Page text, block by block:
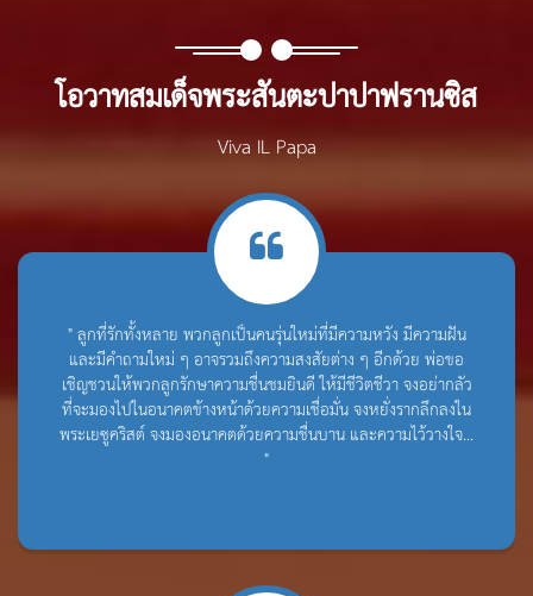
โอวาทสมเด็จพระสันตะปาปาฟรานซิส
Viva IL Papa
" ลูกที่รักทั้งหลาย พวกลูกเป็นคนรุ่นใหม่ที่มีความหวัง มีความฝัน
และมีคำถามใหม่ ๆ อาจรวมถึงความสงสัยต่าง ๆ อีกด้วย พ่อขอ
เชิญชวนให้พวกลูกรักษาความชื่นชมยินดี ให้มีชีวิตชีวา จงอย่ากลัว
ที่จะมองไปในอนาคตข้างหน้าด้วยความเชื่อมั่น จงหยั่งรากลึกลงใน
พระเยซูคริสต์ จงมองอนาคตด้วยความชื่นบาน และความไว้วางใจ...
"